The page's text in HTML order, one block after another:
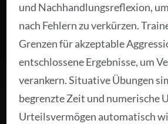
und Nachhandlungsreflexion,
nach Fehlern zu verkürzen.
Grenzen für akzeptable
entschlossene Ergebnisse, um
verankern. Situative Übungen
begrenzte Zeit und numerische
Urteilsvermögen automatisch